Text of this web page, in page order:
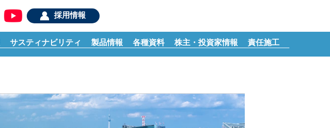
サスティナビリティ 製品情報 各種資料 株主・投資家情報 責任施工
採用情報